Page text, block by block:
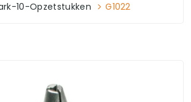
10-Opzetstukken
G1022